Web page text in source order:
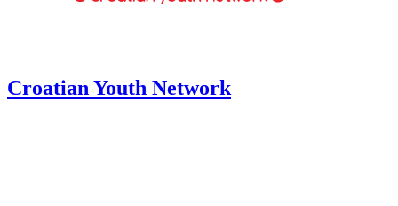
Croatian Youth Network